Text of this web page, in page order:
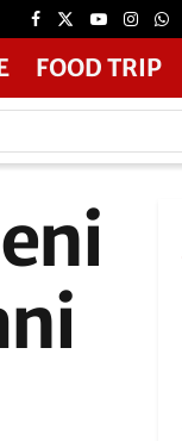
FOOD TRIP